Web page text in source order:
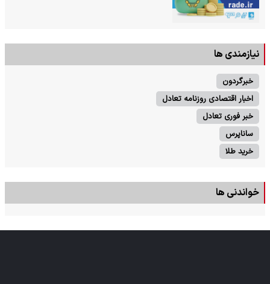
نیازمندی ها
خبرگردون
اخبار اقتصادی روزنامه تعادل
خبر فوری تعادل
ساناپرس
خرید طلا
خواندنی ها